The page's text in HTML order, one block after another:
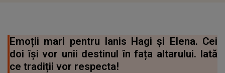
Emoții mari pentru Ianis Hagi și Elena. Cei
doi își vor unii destinul în fața altarului. Iată
ce tradiții vor respecta!